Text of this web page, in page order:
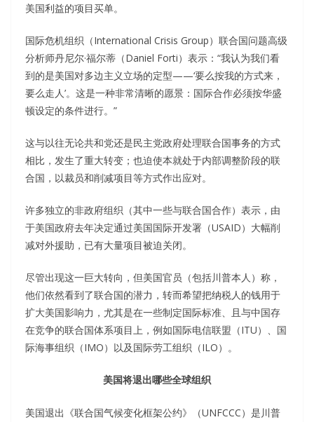
美国利益的项目买单。
国际危机组织（International Crisis Group）联合国问题高级
分析师丹尼尔·福尔蒂（Daniel Forti）表示：“我认为我们看
到的是美国对多边主义立场的定型——‘要么按我的方式来，
要么走人’。这是一种非常清晰的愿景：国际合作必须按华盛
顿设定的条件进行。”
这与以往无论共和党还是民主党政府处理联合国事务的方式
相比，发生了重大转变；也迫使本就处于内部调整阶段的联
合国，以裁员和削减项目等方式作出应对。
许多独立的非政府组织（其中一些与联合国合作）表示，由
于美国政府去年决定通过美国国际开发署（USAID）大幅削
减对外援助，已有大量项目被迫关闭。
尽管出现这一巨大转向，但美国官员（包括川普本人）称，
他们依然看到了联合国的潜力，转而希望把纳税人的钱用于
扩大美国影响力，尤其是在一些制定国际标准、且与中国存
在竞争的联合国体系项目上，例如国际电信联盟（ITU）、国
际海事组织（IMO）以及国际劳工组织（ILO）。
美国将退出哪些全球组织
美国退出《联合国气候变化框架公约》（UNFCCC）是川普